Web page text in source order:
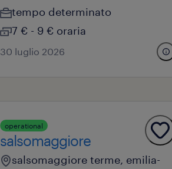
tempo determinato
7 € - 9 € oraria
30 luglio 2026
operational
salsomaggiore
salsomaggiore terme, emilia-